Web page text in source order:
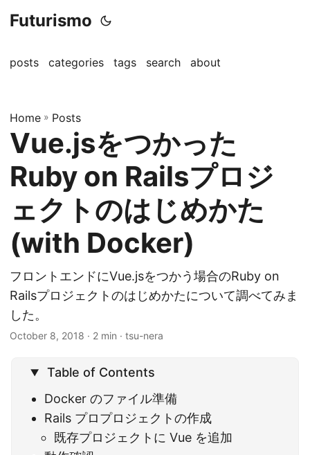
Futurismo
posts categories tags search about
Home » Posts
Vue.jsをつかった
Ruby on Railsプロジ
ェクトのはじめかた
(with Docker)
フロントエンドにVue.jsをつかう場合のRuby on
Railsプロジェクトのはじめかたについて調べてみま
した。
October 8, 2018 · 2 min · tsu-nera
Table of Contents
Docker のファイル準備
Rails プロプロジェクトの作成
既存プロジェクトに Vue を追加